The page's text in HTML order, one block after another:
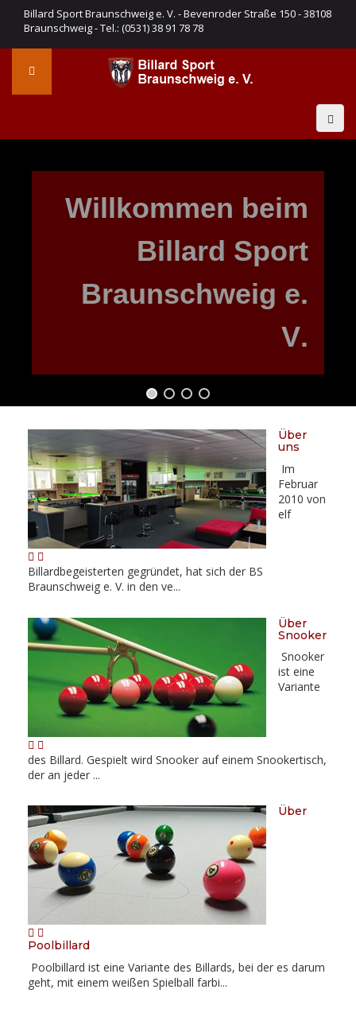
Billard Sport Braunschweig e. V. - Bevenroder Straße 150 - 38108
Braunschweig - Tel.: (0531) 38 91 78 78
Willkommen beim
Billard Sport
Braunschweig e.
V.
Über
uns
Im
Februar
2010 von
elf
Billardbegeisterten gegründet, hat sich der BS
Braunschweig e. V. in den ve...
Über
Snooker
Snooker
ist eine
Variante
des Billard. Gespielt wird Snooker auf einem Snookertisch,
der an jeder ...
Über
Poolbillard
Poolbillard ist eine Variante des Billards, bei der es darum
geht, mit einem weißen Spielball farbi...